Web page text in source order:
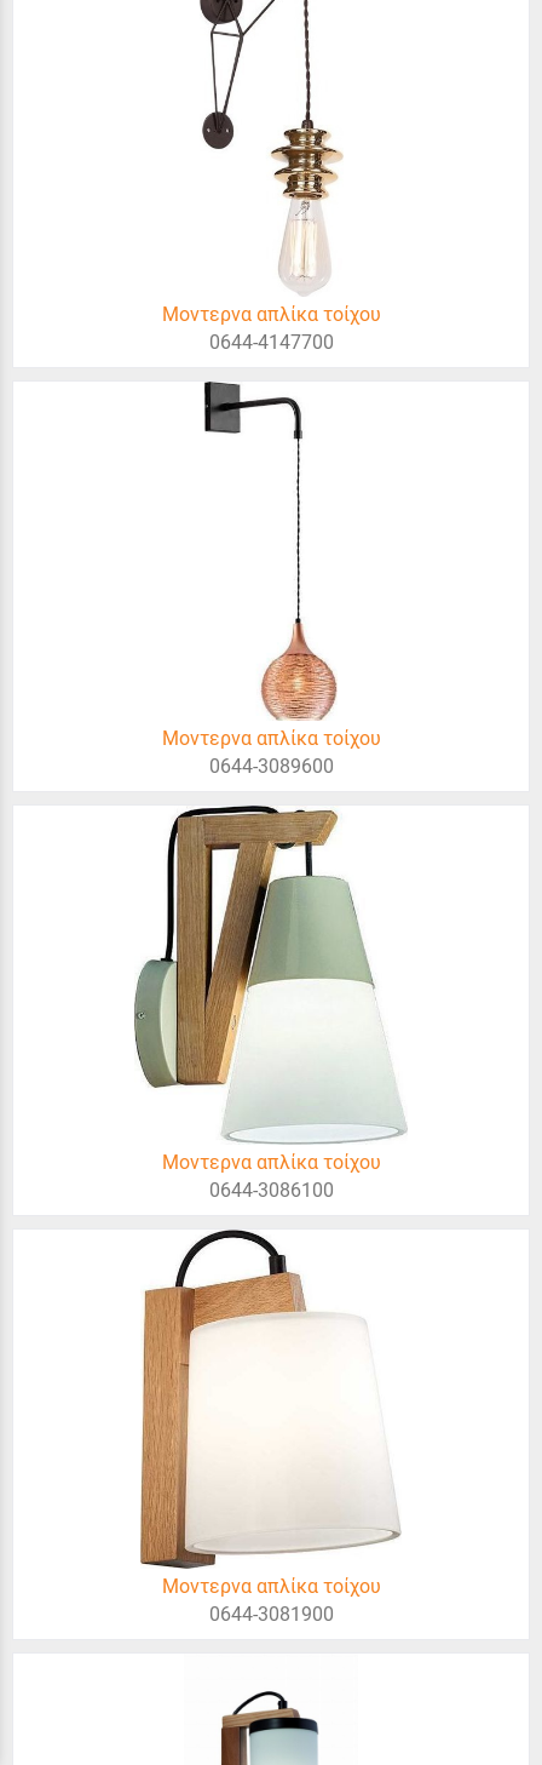
Μοντερνα απλίκα τοίχου
0644-4147700
Μοντερνα απλίκα τοίχου
0644-3089600
Μοντερνα απλίκα τοίχου
0644-3086100
Μοντερνα απλίκα τοίχου
0644-3081900